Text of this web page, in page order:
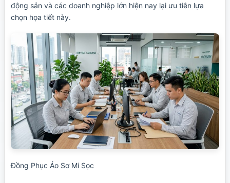
động sản và các doanh nghiệp lớn hiện nay lại ưu tiên lựa
chọn họa tiết này.
Đồng Phục Áo Sơ Mi Sọc